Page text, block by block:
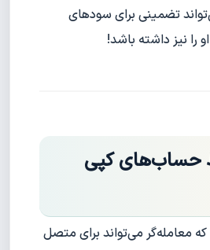
تضمینی برای سودهای
را نیز داشته باشد!
حساب‌های کپی
معامله‌گر می‌تواند برای متصل